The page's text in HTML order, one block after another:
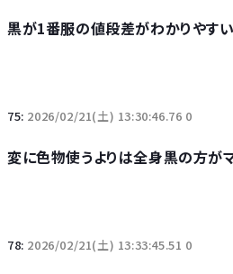
黒が1番服の値段差がわかりやすい
75: 2026/02/21(土) 13:30:46.76 0
変に色物使うよりは全身黒の方が
78: 2026/02/21(土) 13:33:45.51 0